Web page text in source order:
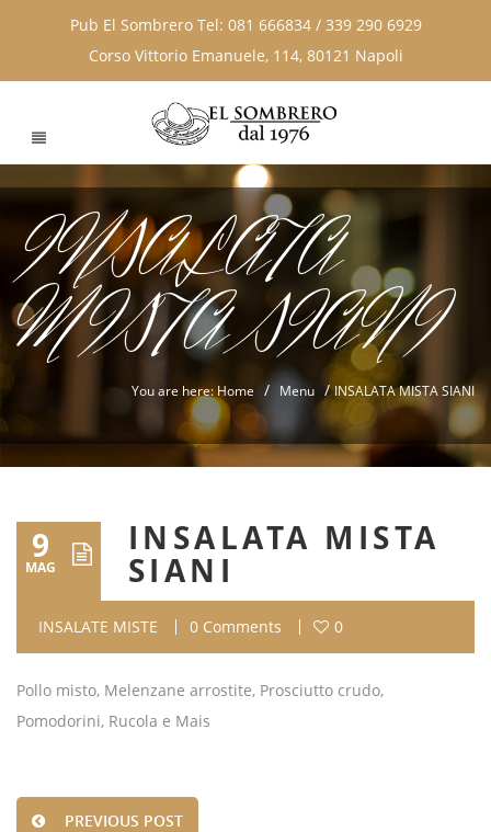
Pub El Sombrero Tel: 081 666834 / 339 290 6929
Corso Vittorio Emanuele, 114, 80121 Napoli
INSALATA
MISTA SIANI
You are here: Home / Menu /INSALATA MISTA SIANI
9
MAG
INSALATA MISTA
SIANI
INSALATE MISTE 0 Comments 0
Pollo misto, Melenzane arrostite, Prosciutto crudo,
Pomodorini, Rucola e Mais
PREVIOUS POST